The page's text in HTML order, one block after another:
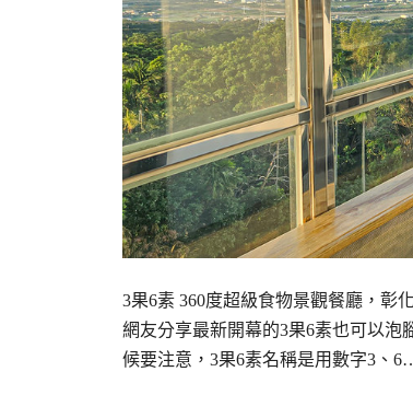
3果6素 360度超級食物景觀餐廳，彰
網友分享最新開幕的3果6素也可以
候要注意，3果6素名稱是用數字3、